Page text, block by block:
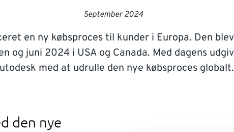
September 2024
en ny købsproces til kunder i Europa. Den
og juni 2024 i USA og Canada. Med dagens
med at udrulle den nye købsproces globalt.
den nye